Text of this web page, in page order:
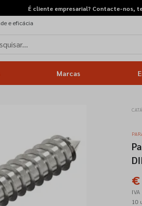
É cliente empresarial? Contacte-nos,
e eficácia
Marcas
€
IVA
10